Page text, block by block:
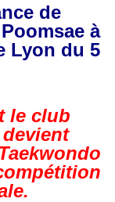
de
à
Lyon du 5
le club